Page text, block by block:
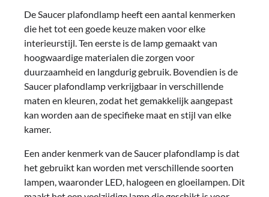
De Saucer plafondlamp heeft een aantal kenmerken
die het tot een goede keuze maken voor elke
interieurstijl. Ten eerste is de lamp gemaakt van
hoogwaardige materialen die zorgen voor
duurzaamheid en langdurig gebruik. Bovendien is de
Saucer plafondlamp verkrijgbaar in verschillende
maten en kleuren, zodat het gemakkelijk aangepast
kan worden aan de specifieke maat en stijl van elke
kamer.
Een ander kenmerk van de Saucer plafondlamp is dat
het gebruikt kan worden met verschillende soorten
lampen, waaronder LED, halogeen en gloeilampen. Dit